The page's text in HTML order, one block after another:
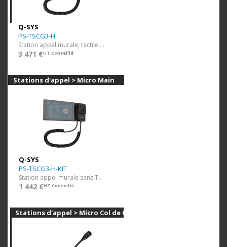
Q-SYS
PS-TSCG3-H
Station appel murale, tactile (TSC70G3)
3 471 €HT Conseillé
Stations d'appel > Micro Main
Q-SYS
PS-TSCG3-H-KIT
Station appel murale sans TSC70G3
1 442 €HT Conseillé
Stations d'appel > Micro Col de Cygne